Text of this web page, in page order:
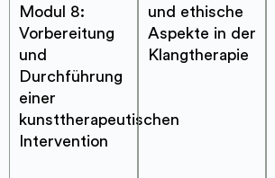
Modul 8:
Vorbereitung
und
Durchführung
einer
kunsttherapeutischen
Intervention
und ethische
Aspekte in der
Klangtherapie